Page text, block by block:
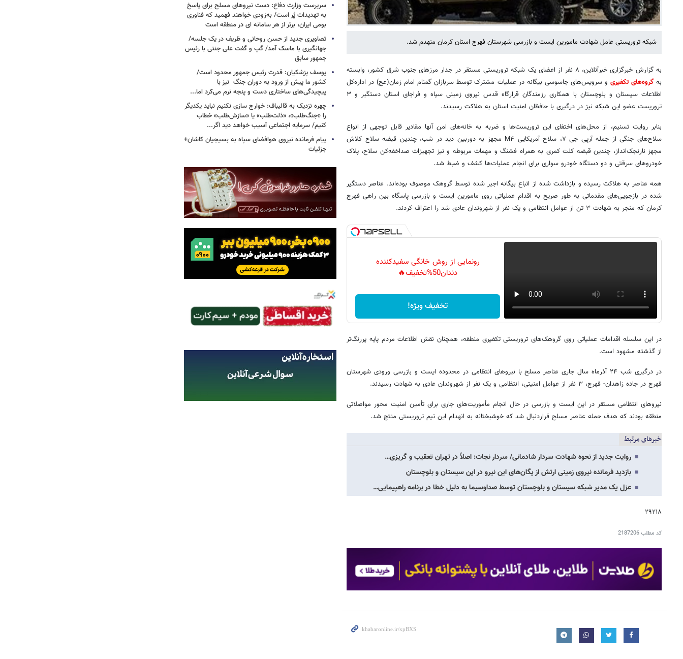
شبکه تروریستی عامل شهادت مامورین ایست و بازرسی شهرستان فهرج استان کرمان منهدم شد.
به گزارش خبرگزاری خبرآنلاین، ۸ نفر از اعضای یک شبکه تروریستی مستقر در جدار مرزهای جنوب شرق کشور، وابسته
بهگروه‌های تکفیری و سرویس‌های جاسوسی بیگانه در عملیات مشترک توسط سربازان گمنام امام زمان(عج) در اداره‌کل
اطلاعات سیستان و بلوچستان با همکاری رزمندگان قرارگاه قدس نیروی زمینی سپاه و فراجای استان دستگیر و ۳
تروریست عضو این شبکه نیز در درگیری با حافظان امنیت استان به هلاکت رسیدند.
بنابر روایت تسنیم، از محل‌های اختفای این تروریست‌ها و ضربه به خانه‌های امن آنها مقادیر قابل توجهی از انواع
سلاح‌های جنگی از جمله آرپی جی ۷، سلاح آمریکایی M۴ مجهز به دوربین دید در شب، چندین قبضه سلاح کلاش
مجهز نارنجک‌انداز، چندین قبضه کلت کمری به همراه فشنگ و مهمات مربوطه و نیز تجهیزات صداخفه‌کن سلاح، پلاک
خودروهای سرقتی و دو دستگاه خودرو سواری برای انجام عملیات‌ها کشف و ضبط شد.
همه عناصر به هلاکت رسیده و بازداشت شده از اتباع بیگانه اجیر شده توسط گروهک موصوف بوده‌اند. عناصر دستگیر
شده در بازجویی‌های مقدماتی به طور صریح به اقدام عملیاتی روی مامورین ایست و بازرسی پاسگاه بین راهی فهرج
کرمان که منجر به شهادت ۳ تن از عوامل انتظامی و یک نفر از شهروندان عادی شد را اعتراف کردند.
رونمایی از روش خانگی سفیدکننده
دندان50%تخفیف🔥
تخفیف ویژه!
در این سلسله اقدامات عملیاتی روی گروهک‌های تروریستی تکفیری منطقه، همچنان نقش اطلاعات مردم پایه پررنگ‌تر
از گذشته مشهود است.
در درگیری شب ۲۴ آذرماه سال جاری عناصر مسلح با نیروهای انتظامی در محدوده ایست و بازرسی ورودی شهرستان
فهرج در جاده زاهدان- فهرج، ۳ نفر از عوامل امنیتی، انتظامی و یک نفر از شهروندان عادی به شهادت رسیدند.
نیروهای انتظامی مستقر در این ایست و بازرسی در حال انجام مأموریت‌های جاری برای تأمین امنیت محور مواصلاتی
منطقه بودند که هدف حمله عناصر مسلح قراردنبال شد که خوشبختانه به انهدام این تیم تروریستی منتج شد.
خبرهای مرتبط
روایت جدید از نحوه شهادت سردار شادمانی/ سردار نجات: اصلاً در تهران تعقیب و گریزی…
بازدید فرمانده نیروی زمینی ارتش از یگان‌های این نیرو در این سیستان و بلوچستان
عزل یک مدیر شبکه سیستان و بلوچستان توسط صداوسیما به دلیل خطا در برنامه راهپیمایی…
۲۹۲۱۸
کد مطلب2187206
سرپرست وزارت دفاع: دست نیروهای مسلح برای پاسخ
به تهدیدات پُر است/ به‌زودی خواهند فهمید که فناوری
بومی ایران، برتر از هر سامانه ای در منطقه است
تصاویری جدید از حسن روحانی و ظریف در یک جلسه/
جهانگیری با ماسک آمد/ گپ و گفت علی جنتی با رئیس
جمهور سابق
یوسف پزشکیان: قدرت رئیس‌ جمهور محدود است/
کشور ما پیش از ورود به دوران جنگ نیز با
پیچیدگی‌های ساختاری دست و پنجه نرم می‌کرد اما...
چهره نزدیک به قالیباف: خوارج سازی نکنیم نباید یکدیگر
را «جنگ‌طلب»، «ذلت‌طلب» یا «سازش‌طلب» خطاب
کنیم/ سرمایه اجتماعی آسیب خواهد دید اگر...
پیام فرمانده نیروی هوافضای سپاه به بسیجیان کاشان+
جزئیات